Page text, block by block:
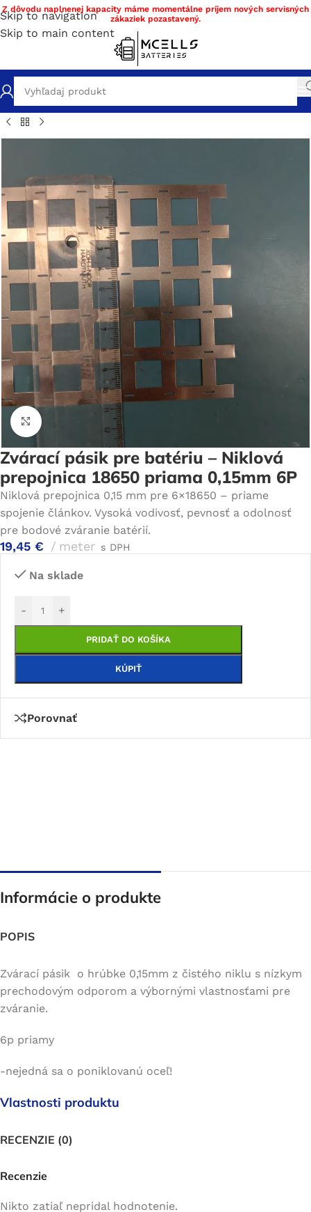
Skip to navigation
Skip to main content
Z dôvodu naplnenej kapacity máme momentálne príjem nových servisných
zákaziek pozastavený.
Prepojnice/Niklové prepojnice/Niklové prepojnice 18650
Click to enlarge
Zvárací pásik pre batériu – Niklová
prepojnica 18650 priama 0,15mm 6P
Niklová prepojnica 0,15 mm pre 6×18650 – priame
spojenie článkov. Vysoká vodivosť, pevnosť a odolnosť
pre bodové zváranie batérií.
19,45 € meter s DPH
Na sklade
- +
PRIDAŤ DO KOŠÍKA
KÚPIŤ
Porovnať
Informácie o produkte
POPIS
Zvárací pásik o hrúbke 0,15mm z čistého niklu s nízkym
prechodovým odporom a výbornými vlastnosťami pre
zváranie.
6p priamy
-nejedná sa o poniklovanú oceľ!
Vlastnosti produktu
RECENZIE (0)
Recenzie
Nikto zatiaľ nepridal hodnotenie.